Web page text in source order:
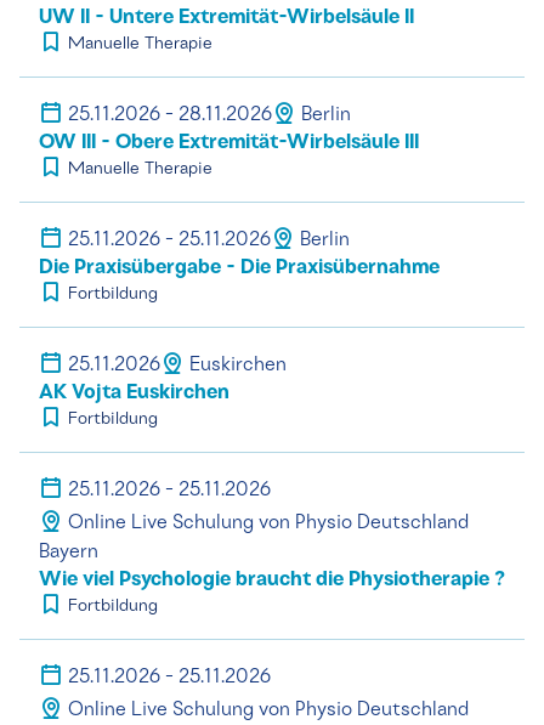
UW II - Untere Extremität-Wirbelsäule II
Manuelle Therapie
25.11.2026 - 28.11.2026 Berlin
OW III - Obere Extremität-Wirbelsäule III
Manuelle Therapie
25.11.2026 - 25.11.2026 Berlin
Die Praxisübergabe - Die Praxisübernahme
Fortbildung
25.11.2026 Euskirchen
AK Vojta Euskirchen
Fortbildung
25.11.2026 - 25.11.2026
Online Live Schulung von Physio Deutschland
Bayern
Wie viel Psychologie braucht die Physiotherapie ?
Fortbildung
25.11.2026 - 25.11.2026
Online Live Schulung von Physio Deutschland